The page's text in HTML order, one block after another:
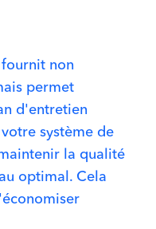
non
permet
d'entretien
système de
la qualité
optimal. Cela